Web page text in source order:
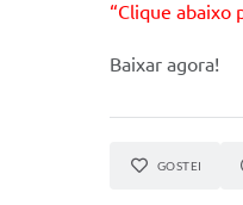
“Clique abaixo
Baixar agora!
GOSTEI